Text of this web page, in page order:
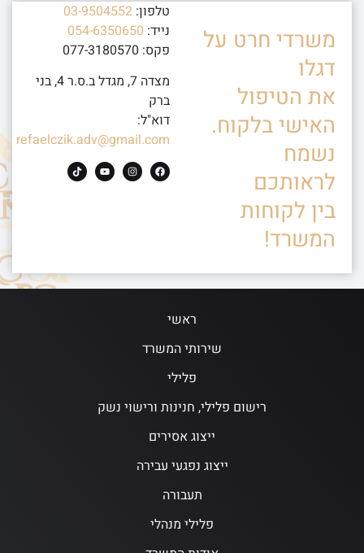
משרדי חרט על
דגלו
את הטיפול
האישי בלקוח.
נשמח
לראותכם
בין לקוחות
המשרד!
טלפון: 03-9504552
נייד: 054-6350650
פקס: 077-3180570
מצדה 7, מגדל ב.ס.ר 4, בני
ברק
דוא"ל:
refaelczik.adv@gmail.com
ראשי
שירותי המשרד
פלילי
רישום פלילי, חנינות ורישוי נשק
ייצוג אסירים
ייצוג נפגעי עבירה
תעבורה
פלילי מנהלי